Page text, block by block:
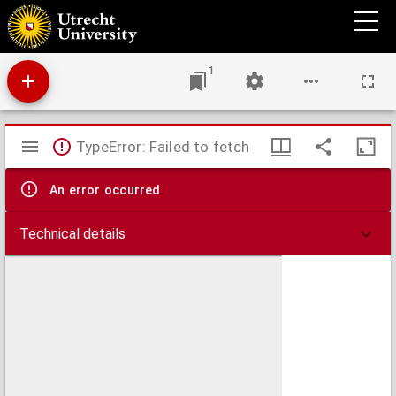
Tweede stuk der beleegering van Bergen op Zoom, met de afbeeldinge der Franse
attaque op de linie en roversfort.
1
Mirador
viewer
TypeError: Failed to fetch
An error occurred
Technical details